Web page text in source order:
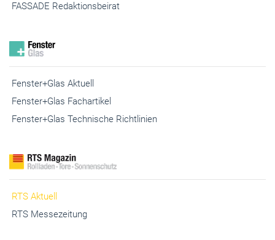
FASSADE Redaktionsbeirat
Fenster+Glas Aktuell
Fenster+Glas Fachartikel
Fenster+Glas Technische Richtlinien
RTS Aktuell
RTS Messezeitung